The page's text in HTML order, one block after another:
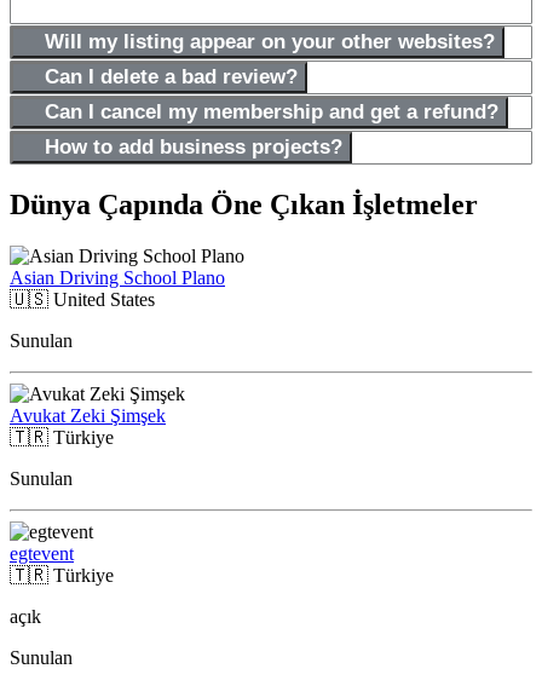
Will my listing appear on your other websites?
Can I delete a bad review?
Can I cancel my membership and get a refund?
How to add business projects?
Dünya Çapında Öne Çıkan İşletmeler
Asian Driving School Plano
🇺🇸 United States
Sunulan
Avukat Zeki Şimşek
🇹🇷 Türkiye
Sunulan
egtevent
🇹🇷 Türkiye
açık
Sunulan